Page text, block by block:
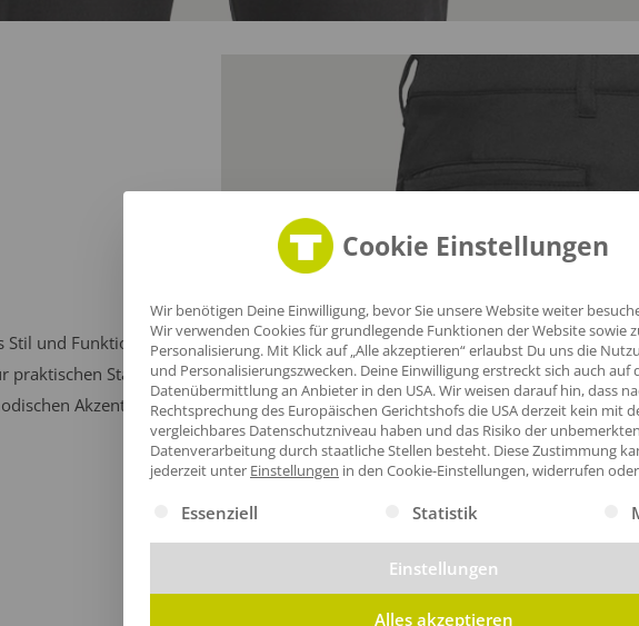
Stil und Funktionalität: Die
praktischen Stauraum,
Akzent.
Cookie Einstellungen
Wir benötigen Deine Einwilligung, bevor Sie unsere Website weiter
Wir verwenden Cookies für grundlegende Funktionen der Website sowie
Personalisierung. Mit Klick auf „Alle akzeptieren“ erlaubst Du uns die
und Personalisierungszwecken. Deine Einwilligung erstreckt sich auch auf
Datenübermittlung an Anbieter in den USA. Wir weisen darauf hin, dass
Rechtsprechung des Europäischen Gerichtshofs die USA derzeit kein mit
vergleichbares Datenschutzniveau haben und das Risiko der unbemerkten
Datenverarbeitung durch staatliche Stellen besteht. Diese Zustimmung
jederzeit unter Einstellungen in den Cookie-Einstellungen, widerrufen
Es folgt eine Liste der Service-Gruppen, für die eine
Essenziell Statistik
Einstellungen
Alles akzeptieren